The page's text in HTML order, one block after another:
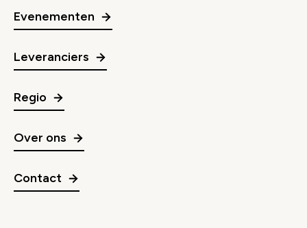
Evenementen
Leveranciers
Regio
Over ons
Contact